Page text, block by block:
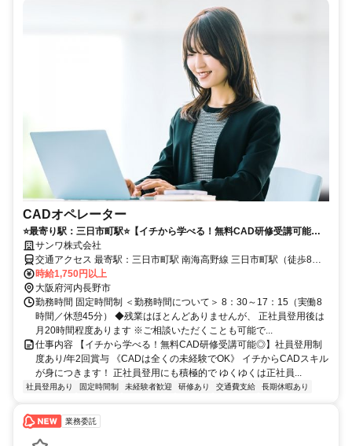
CADオペレーター
⭐️最寄り駅：三日市町駅⭐️【イチから学べる！無料CAD研修受講可能
◎】社員登用制度あり/年2回賞与
サンワ株式会社
交通アクセス 最寄駅：三日市町駅 南海高野線 三日市町駅（徒歩8
分） 南海高野線 河内長野駅（車8分） 和歌山線 橋本駅（車20分） ＜
時給1,750円以上
大阪府河内長野市
勤務時間 固定時間制 ＜勤務時間について＞ 8：30～17：15（実働8
時間／休憩45分） ◆残業はほとんどありませんが、 正社員登用後は
月20時間程度あります ※ご相談いただくことも可能で...
仕事内容 【イチから学べる！無料CAD研修受講可能◎】社員登用制
度あり/年2回賞与 《CADは全くの未経験でOK》 イチからCADスキル
が身につきます！ 正社員登用にも積極的で ゆくゆくは正社員...
社員登用あり 固定時間制 未経験者歓迎 研修あり 交通費支給 長期休暇あり
業務委託